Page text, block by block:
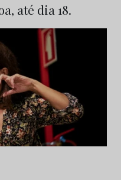
até dia 18.